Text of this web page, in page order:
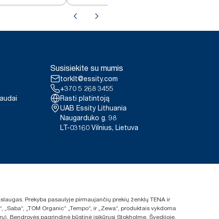
Susisiekite su mumis
torklt@essity.com
+370 5 268 3455
Rasti platintoją
UAB Essity Lithuania
Naugarduko g. 98
LT-03160 Vilnius, Lietuva
Prekyba pasaulyje pirmaujančių prekių ženklų TENA ir
„TOM Organic“ „Tempo“, ir „Zewa“, produktais vykdoma
Bendrovės pagrindinė būstinė įsikūrusi Stokholme, Švedijoje.